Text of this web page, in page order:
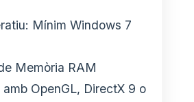
Mínim Windows 7
Memòria RAM
OpenGL, DirectX 9 o